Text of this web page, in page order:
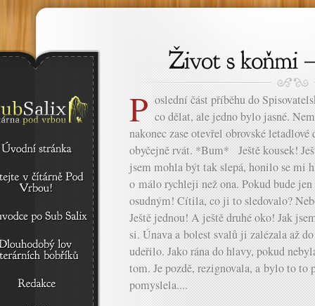
P oslední část příběhu do
co dělat, ale jedno bylo jasné.
nakonec zase otevřel obrovské
obyčejně rvát. *Bum* Ještě kousek!
jsem mohla být tak slepá, honilo se mi
o málo rychleji než ona. Pokud bude
osudným! Cítila, co ji to sledovalo?
Ještě jednou! A ještě druhé oko! Jak
si. Únava a bolest svalů ji zalézala až
udeřilo. Jako rána do hlavy, pokud
tom. Je pozdě, rezignovala, a bylo to to
pomyslela....